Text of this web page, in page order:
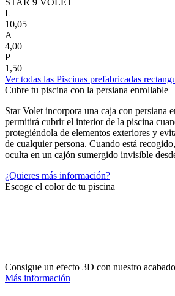
STAR 9 VOLET
L
10,05
A
4,00
P
1,50
Ver todas las Piscinas prefabricadas
Cubre tu piscina con la persiana enrollable
Star Volet incorpora una caja con persiana
permitirá cubrir el interior de la piscina
protegiéndola de elementos exteriores y
de cualquier persona. Cuando está
oculta en un cajón sumergido invisible
¿Quieres más información?
Escoge el color de tu piscina
Consigue un efecto 3D con nuestro
Más información